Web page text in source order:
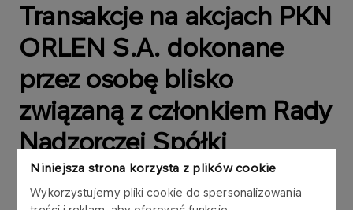
Niniejsza strona korzysta z plików cookie
Wykorzystujemy pliki cookie do spersonalizowania
Transakcje na akcjach PKN
ORLEN S.A. dokonane
przez osobę blisko
związaną z członkiem Rady
Nadzorczej Spółki